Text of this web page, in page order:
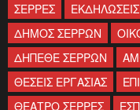
ΣΕΡΡΕΣ ΕΚΔΗΛΩΣΕΙΣ
ΔΗΜΟΣ ΣΕΡΡΩΝ
ΔΗΠΕΘΕ ΣΕΡΡΩΝ
ΘΕΣΕΙΣ ΕΡΓΑΣΙΑΣ
ΘΕΑΤΡΟ ΣΕΡΡΕΣ